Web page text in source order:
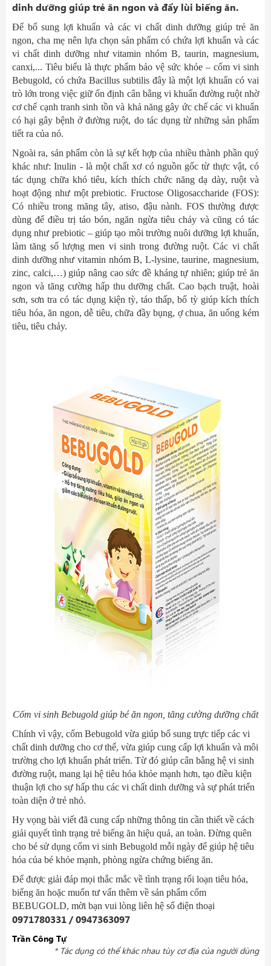
dinh dưỡng giúptrẻăn ngon và đẩy lùi biếng ăn.
Để bổ sung lợi khuẩn và các vi chất dinh dưỡng giúp trẻ ăn
ngon, cha mẹ nên lựa chọn sản phẩm có chứa lợi khuẩn và các
vi chất dinh dưỡng như vitamin nhóm B, taurin, magnesium,
canxi,... Tiêu biểu là thực phẩm bảo vệ sức khỏe – cốm vi sinh
Bebugold, có chứa Bacillus subtilis đây là một lợi khuẩn có vai
trò lớn trong việc giữ ổn định cân bằng vi khuẩn đường ruột nhờ
cơ chế cạnh tranh sinh tồn và khả năng gây ức chế các vi khuẩn
có hại gây bệnh ở đường ruột, do tác dụng từ những sản phẩm
tiết ra của nó.
Ngoài ra, sản phẩm còn là sự kết hợp của nhiều thành phần quý
khác như: Inulin - là một chất xơ có nguồn gốc từ thực vật, có
tác dụng chữa khó tiêu, kích thích chức năng dạ dày, ruột và
hoạt động như một prebiotic. Fructose Oligosaccharide (FOS):
Có nhiều trong măng tây, atiso, đậu nành. FOS thường được
dùng để điều trị táo bón, ngăn ngừa tiêu chảy và cũng có tác
dụng như prebiotic – giúp tạo môi trường nuôi dưỡng lợi khuẩn,
làm tăng số lượng men vi sinh trong đường ruột. Các vi chất
dinh dưỡng như vitamin nhóm B, L-lysine, taurine, magnesium,
zinc, calci,…) giúp nâng cao sức đề kháng tự nhiên; giúp trẻ ăn
ngon và tăng cường hấp thu dưỡng chất. Cao bạch truật, hoài
sơn, sơn tra có tác dụng kiện tỳ, táo thấp, bổ tỳ giúp kích thích
tiêu hóa, ăn ngon, dễ tiêu, chữa đầy bụng, ợ chua, ăn uống kém
tiêu, tiêu chảy.
Cốm vi sinh Bebugold giúp béăn ngon , tăng cường dưỡng chất
Chính vì vậy, cốm Bebugold vừa giúp bổ sung trực tiếp các vi
chất dinh dưỡng cho cơ thể, vừa giúp cung cấp lợi khuẩn và môi
trường cho lợi khuẩn phát triển. Từ đó giúp cân bằng hệ vi sinh
đường ruột, mang lại hệ tiêu hóa khỏe mạnh hơn, tạo điều kiện
thuận lợi cho sự hấp thu các vi chất dinh dưỡng và sự phát triển
toàn diện ở trẻ nhỏ.
Hy vọng bài viết đã cung cấp những thông tin cần thiết về cách
giải quyết tình trạng trẻ biếng ăn hiệu quả, an toàn. Đừng quên
cho bé sử dụng cốm vi sinh Bebugold mỗi ngày để giúp hệ tiêu
hóa của bé khỏe mạnh, phòng ngừa chứng biếng ăn.
Để được giải đáp mọi thắc mắc về tình trạng rối loạn tiêu hóa,
biếng ăn hoặc muốn tư vấn thêm về sản phẩm cốm
BEBUGOLD, mời bạn vui lòng liên hệ số điện thoại
0971780331 / 0947363097
Trần Công Tự
* Tác dụng có thể khác nhau tùy cơ địa của người dùng